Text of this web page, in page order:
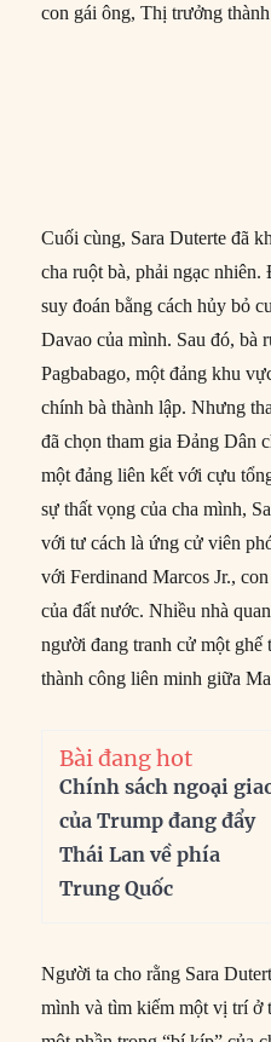
con gái ông, Thị trưởng
Cuối cùng, Sara Duterte đã
cha ruột bà, phải ngạc
suy đoán bằng cách hủy bỏ
Davao của mình. Sau đó, bà
Pagbabago, một đảng khu
chính bà thành lập. Nhưng
đã chọn tham gia Đảng Dân
một đảng liên kết với cựu
sự thất vọng của cha mình,
với tư cách là ứng cử viên
với Ferdinand Marcos Jr.,
của đất nước. Nhiều nhà
người đang tranh cử một
thành công liên minh giữa
Bài đang hot
Chính sách ngoại
của Trump đang đẩy
Thái Lan về phía
Trung Quốc
Người ta cho rằng Sara
mình và tìm kiếm một vị trí ở